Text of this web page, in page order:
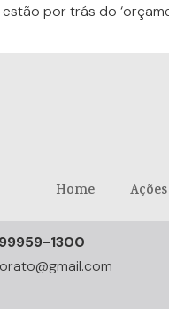
por trás do
Home
1300